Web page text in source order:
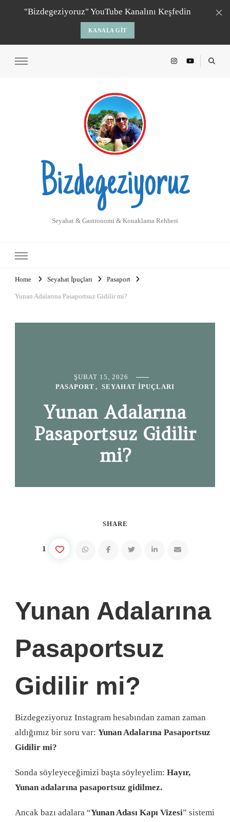
"Bizdegeziyoruz" YouTube Kanalını Keşfedin
KANALA GIT
Bizdegeziyoruz
Seyahat & Gastronomi & Konaklama Rehberi
Home Seyahat İpuçları Pasaport
Yunan Adalarına Pasaportsuz Gidilir mi?
ŞUBAT 15, 2026
PASAPORT
SEYAHAT İPUÇLARI
Yunan Adalarına
Pasaportsuz Gidilir
mi?
SHARE
1
Yunan Adalarına
Pasaportsuz
Gidilir mi?
Bizdegeziyoruz Instagram hesabından zaman zaman
aldığımız bir soru var: Yunan Adalarına Pasaportsuz
Gidilir mi?
Sonda söyleyeceğimizi başta söyleyelim: Hayır,
Yunan adalarına pasaportsuz gidilmez.
Ancak bazı adalara “Yunan Adası Kapı Vizesi” sistemi